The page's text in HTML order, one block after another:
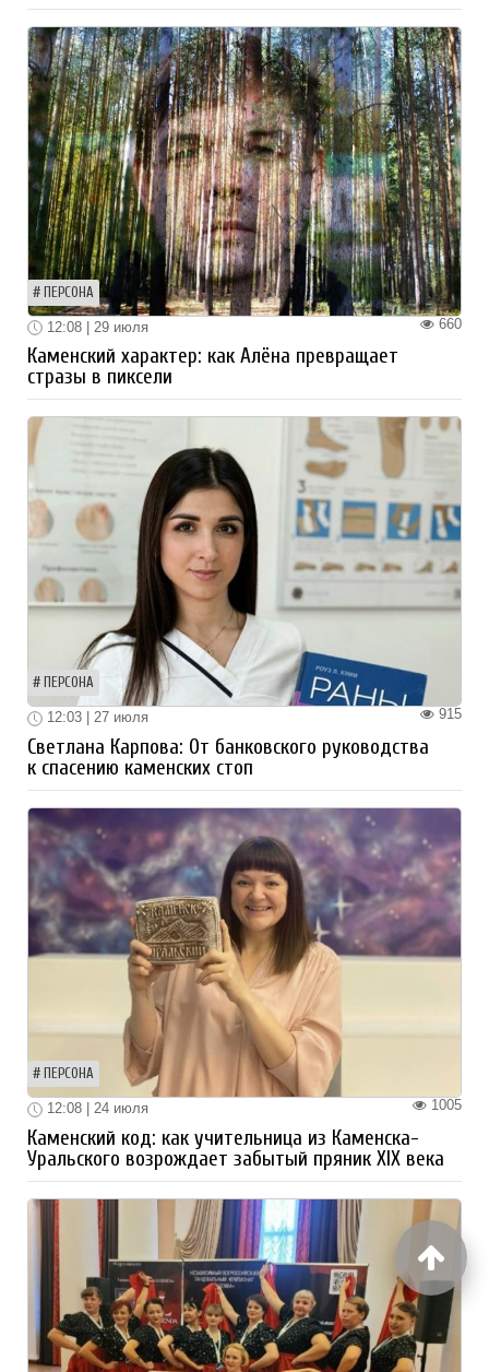
ПЕРСОНА
660
12:08 | 29 июля
Каменский характер: как Алёна превращает
стразы в пиксели
ПЕРСОНА
915
12:03 | 27 июля
Светлана Карпова: От банковского руководства
к спасению каменских стоп
ПЕРСОНА
1005
12:08 | 24 июля
Каменский код: как учительница из Каменска-
Уральского возрождает забытый пряник XIX века